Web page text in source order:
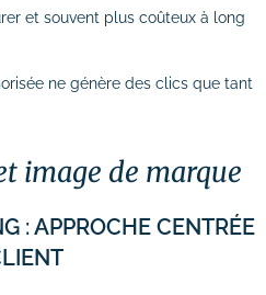
et souvent plus coûteux à long
ne génère des clics que tant
image de marque
: APPROCHE CENTRÉE